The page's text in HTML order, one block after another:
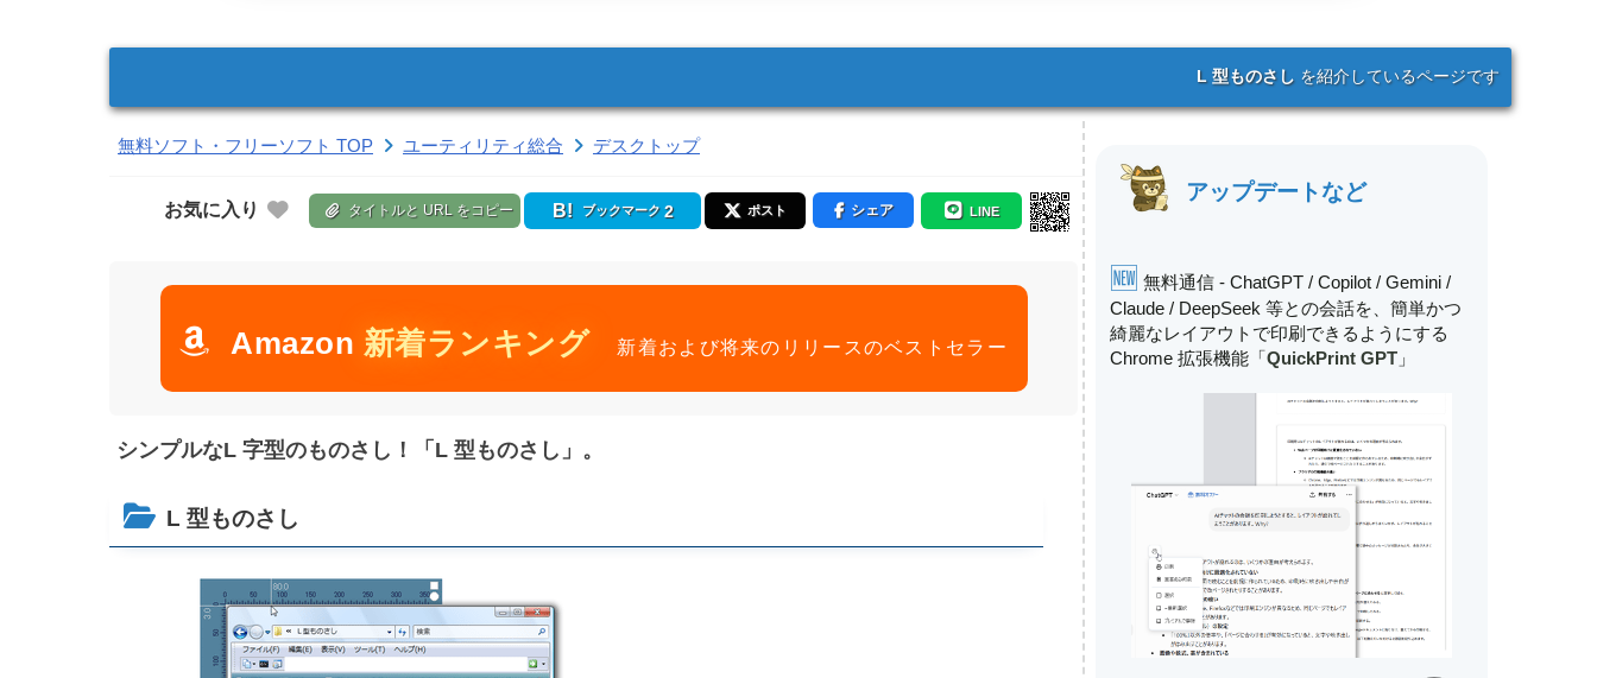
L 型ものさし を紹介しているページです
無料ソフト・フリーソフト TOP ユーティリティ総合 デスクトップ
お気に入り タイトルと URL をコピー ブックマーク 2 ポスト シェア LINE
Amazon 新着ランキング 新着および将来のリリースのベストセラー
シンプルなL 字型のものさし！「L 型ものさし」。
L 型ものさし
アップデートなど